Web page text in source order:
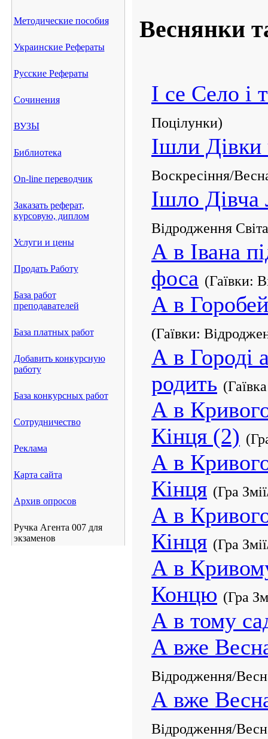
Методические пособия
Украинские Рефераты
Русские Рефераты
Сочинения
ВУЗЫ
Библиотека
On-line переводчик
Заказать реферат,
курсовую, диплом
Услуги и цены
Продать Работу
База работ
преподавателей
База платных работ
Добавить конкурсную
работу
База конкурсных работ
Сотрудничество
Реклама
Карта сайта
Архив опросов
Ручка Агента 007 для
экзаменов
Веснянки
І се Село і
Поцілунки)
Ішли Дівки
Воскресіння/
Ішло
Відродження
А в Івана
фоса (Гаївки:
А в
(Гаївки:
А в Городі
родить
А в
Кінця (2)
А в
Кінця (Гра
А в
Кінця (Гра
А в
Концю (Гра
А в тому
А вже
Відродження/
А вже
Відродження/